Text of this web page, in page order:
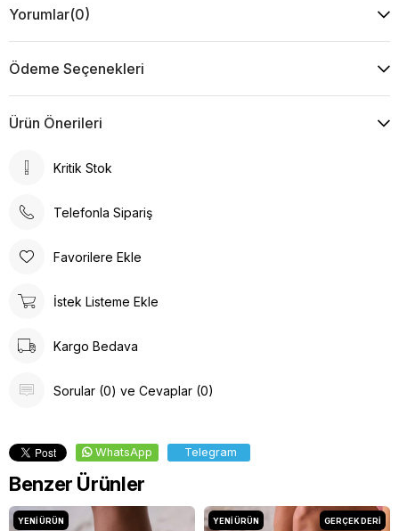
Yorumlar(0)
Ödeme Seçenekleri
Ürün Önerileri
Kritik Stok
Telefonla Sipariş
Favorilere Ekle
İstek Listeme Ekle
Kargo Bedava
Sorular (0) ve Cevaplar (0)
WhatsApp Telegram
Benzer Ürünler
YENI ÜRÜN YENI ÜRÜN GERÇEK DERİ